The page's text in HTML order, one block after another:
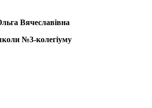
Вячеславівна
№3-колегіуму